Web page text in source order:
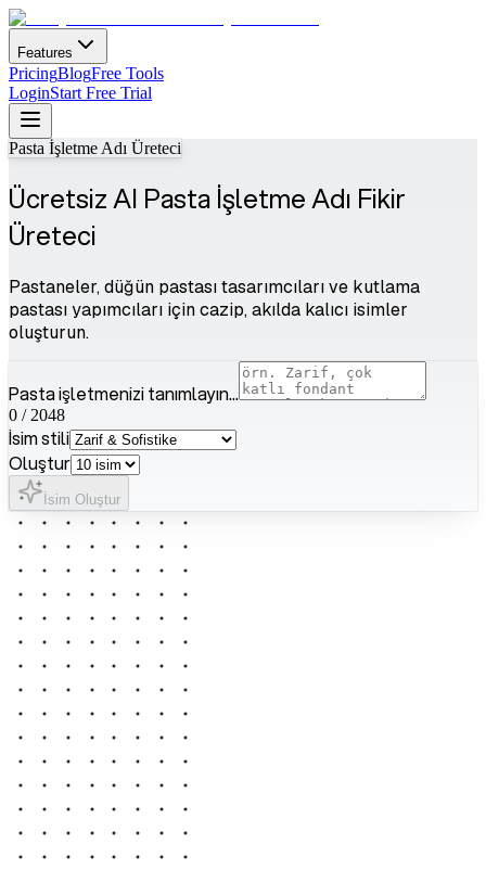
Features
PricingBlogFree Tools
LoginStart Free Trial
Pasta İşletme Adı Üreteci
Ücretsiz AI Pasta İşletme Adı Fikir
Üreteci
Pastaneler, düğün pastası tasarımcıları ve kutlama
pastası yapımcıları için cazip, akılda kalıcı isimler
oluşturun.
Pasta işletmenizi tanımlayın...
0 / 2048
İsim stili
Oluştur
İsim Oluştur